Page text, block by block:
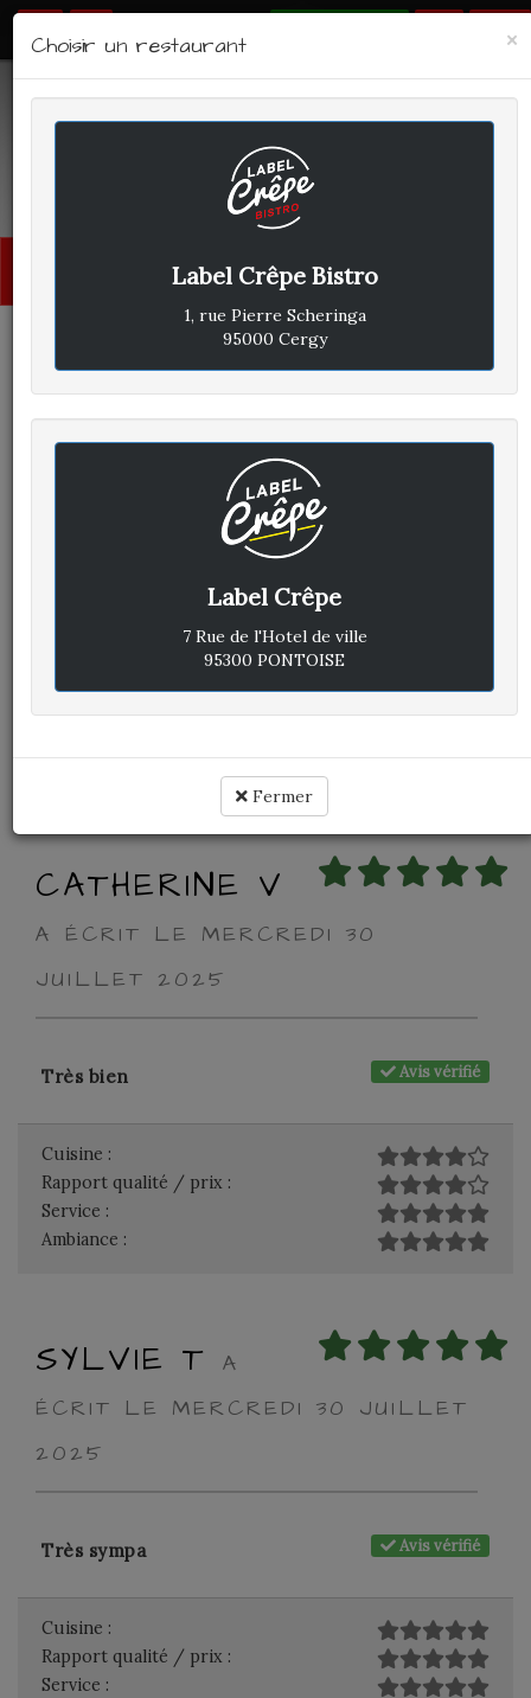
LABEL CRÊPE - BISTRO
ELISABETH D A
ÉCRIT LE JEUDI 31 JUILLET
Ambiance :
CATHERINE V
A ÉCRIT LE MERCREDI 30
JUILLET 2025
Avis vérifié
Très bien
Cuisine :
Rapport qualité / prix :
Service :
Ambiance :
SYLVIE T
A
ÉCRIT LE MERCREDI 30 JUILLET
2025
Avis vérifié
Très sympa
Cuisine :
Rapport qualité / prix :
Service :
×
Choisir un restaurant
Label Crêpe Bistro
1, rue Pierre Scheringa
95000 Cergy
Label Crêpe
7 Rue de l'Hotel de ville
95300 PONTOISE
Fermer